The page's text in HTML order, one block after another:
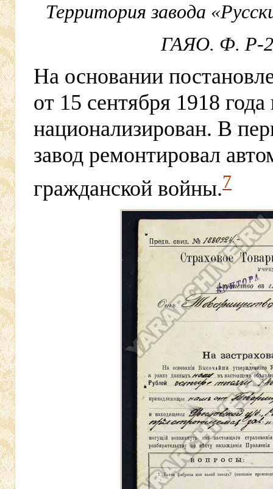
Территория завода
ГАЯО. Ф. Р-
На основании
от 15 сентября 1918
национализирован. В
завод ремонтировал
гражданской войны.7